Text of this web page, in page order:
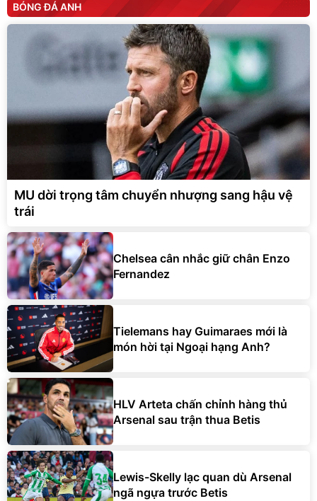
BÓNG ĐÁ ANH
MU dời trọng tâm chuyển nhượng sang hậu vệ
trái
Chelsea cân nhắc giữ chân Enzo
Fernandez
Tielemans hay Guimaraes mới là
món hời tại Ngoại hạng Anh?
HLV Arteta chấn chỉnh hàng thủ
Arsenal sau trận thua Betis
Lewis-Skelly lạc quan dù Arsenal
ngã ngựa trước Betis